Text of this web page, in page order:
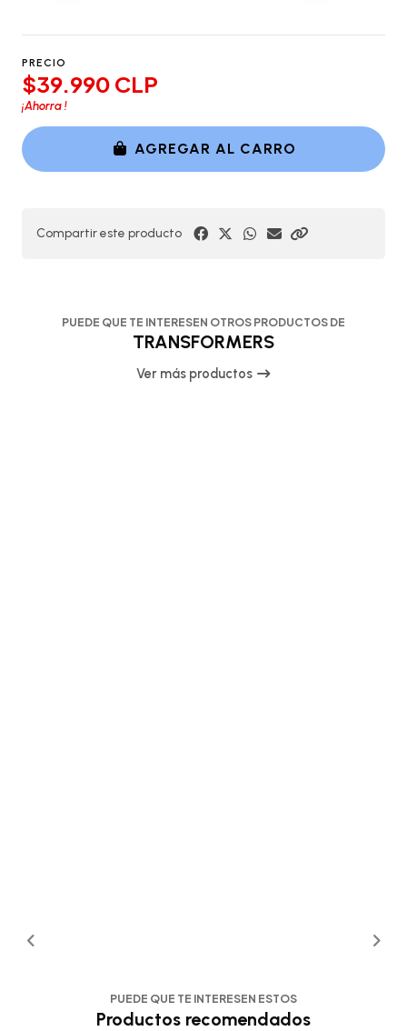
PRECIO
$39.990 CLP
¡Ahorra!
AGREGAR AL CARRO
Compartir este producto
PUEDE QUE TE INTERESEN OTROS PRODUCTOS DE
TRANSFORMERS
Ver más productos
PUEDE QUE TE INTERESEN ESTOS
Productos recomendados